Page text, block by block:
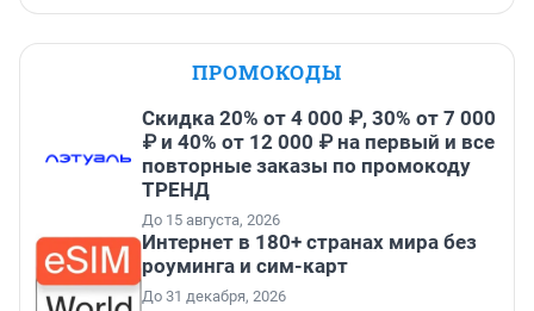
ПРОМОКОДЫ
Скидка 20% от 4 000 ₽, 30% от 7 000
₽ и 40% от 12 000 ₽ на первый и все
повторные заказы по промокоду
ТРЕНД
До 15 августа, 2026
Интернет в 180+ странах мира без
роуминга и сим-карт
До 31 декабря, 2026